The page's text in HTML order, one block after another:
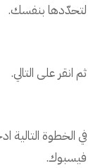
لتحدّدها بنفسك.
ثم انقر على التالي.
في الخطوة التالية
فيسبوك.